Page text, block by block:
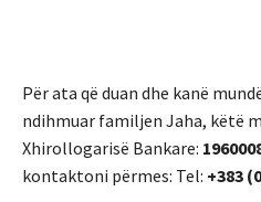
Për ata që duan dhe kanë
ndihmuar familjen Jaha, këtë
Xhirollogarisë Bankare:
kontaktoni përmes: Tel: +383